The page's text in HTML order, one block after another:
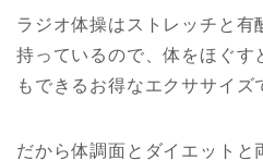
ラジオ体操はストレッチと有
持っているので、体をほぐす
もできるお得なエクササイズ
だから体調面とダイエットと